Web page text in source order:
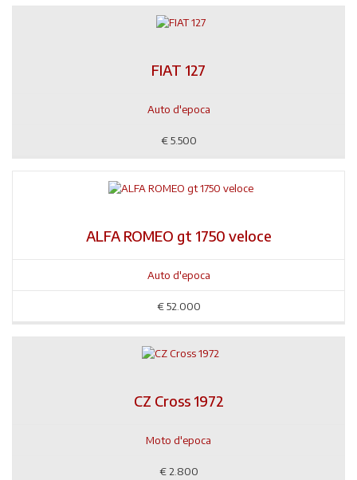
FIAT 127
Auto d'epoca
€ 5.500
ALFA ROMEO gt 1750 veloce
Auto d'epoca
€ 52.000
CZ Cross 1972
Moto d'epoca
€ 2.800